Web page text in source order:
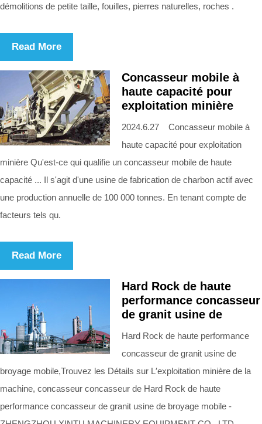
démolitions de petite taille, fouilles, pierres naturelles, roches .
Read More
Concasseur mobile à
haute capacité pour
exploitation minière
2024.6.27 Concasseur mobile à
haute capacité pour exploitation
minière Qu'est-ce qui qualifie un concasseur mobile de haute
capacité ... Il s'agit d'une usine de fabrication de charbon actif avec
une production annuelle de 100 000 tonnes. En tenant compte de
facteurs tels qu.
Read More
Hard Rock de haute
performance concasseur
de granit usine de
Hard Rock de haute performance
concasseur de granit usine de
broyage mobile,Trouvez les Détails sur L′exploitation minière de la
machine, concasseur concasseur de Hard Rock de haute
performance concasseur de granit usine de broyage mobile -